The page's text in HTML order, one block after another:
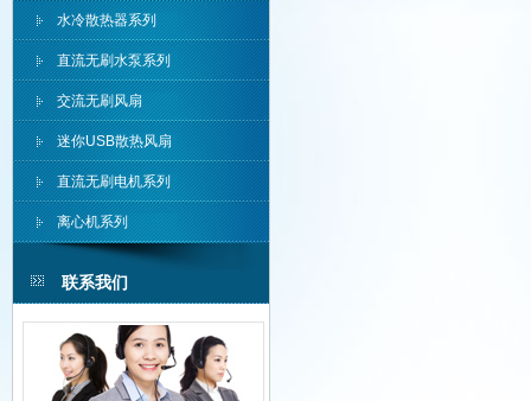
水冷散热器系列
直流无刷水泵系列
交流无刷风扇
迷你USB散热风扇
直流无刷电机系列
离心机系列
联系我们